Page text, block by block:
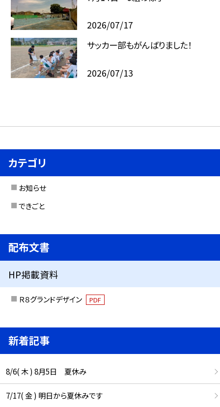
2026/07/17
サッカー部もがんばりました！
2026/07/13
カテゴリ
お知らせ
できごと
配布文書
HP掲載資料
Ｒ８グランドデザイン PDF
新着記事
8/6( 木 ) 8月5日 夏休み
7/17( 金 ) 明日から夏休みです